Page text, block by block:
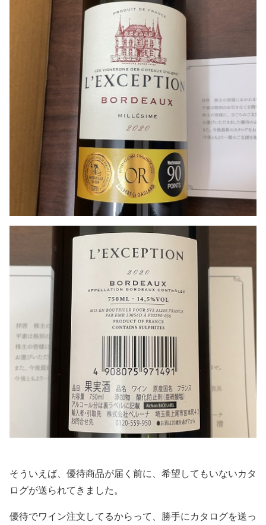
そういえば、優待商品が届く前に、希望してもいないカタ
ログが送られてきました。
優待でワイン注文してるからって、勝手にカタログを送っ